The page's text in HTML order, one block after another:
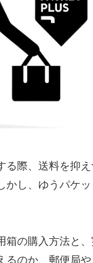
際、送料を抑
かし、ゆうパケ
の購入方法と
のか、郵便局